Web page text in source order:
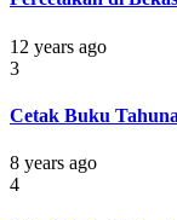
12 years ago
3
Cetak Buku
8 years ago
4